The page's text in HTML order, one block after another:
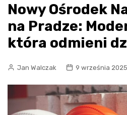
Nowy Ośrodek
na Pradze:
która odmieni
Jan Walczak 9 września 2025